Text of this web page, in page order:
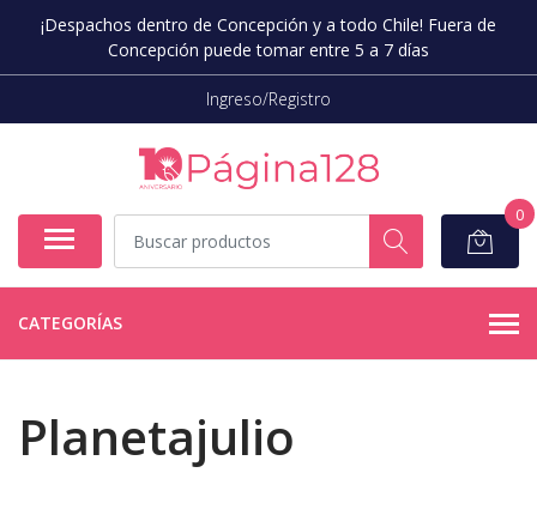
¡Despachos dentro de Concepción y a todo Chile! Fuera de
Concepción puede tomar entre 5 a 7 días
Ingreso/Registro
0
CATEGORÍAS
Planetajulio